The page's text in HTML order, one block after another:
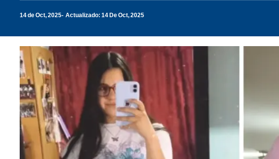
14 de Oct, 2025 Actualizado: 14 De Oct, 2025